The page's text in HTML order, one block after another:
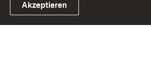
Link zum Landesportal
Akzeptieren